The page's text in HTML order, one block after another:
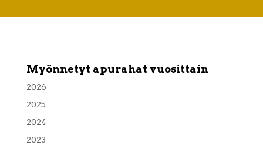
Myönnetyt apurahat vuosittain
2026
2025
2024
2023